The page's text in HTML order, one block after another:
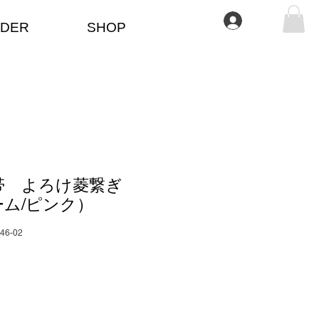
SHOP Anmelden
よろけ菱繋ぎ
/ピンク）
02